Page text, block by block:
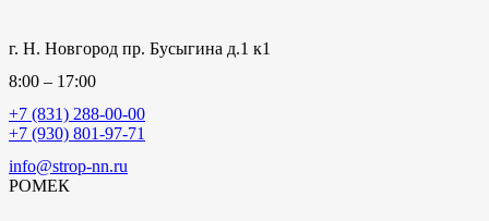
г. Н. Новгород пр. Бусыгина д.1 к1
8:00 – 17:00
+7 (831) 288-00-00
+7 (930) 801-97-71
info@strop-nn.ru
РОМЕК